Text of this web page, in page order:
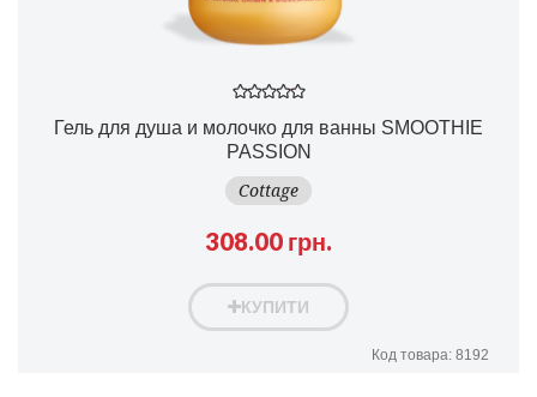
Гель для душа и молочко для ванны SMOOTHIE
PASSION
Cottage
308.00 грн.
КУПИТИ
Код товара: 8192